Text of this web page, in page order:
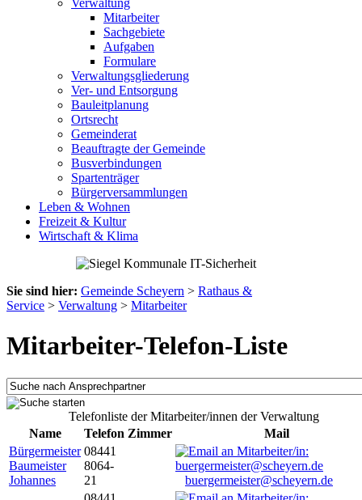
Verwaltung
Mitarbeiter
Sachgebiete
Aufgaben
Formulare
Verwaltungsgliederung
Ver- und Entsorgung
Bauleitplanung
Ortsrecht
Gemeinderat
Beauftragte der Gemeinde
Busverbindungen
Spartenträger
Bürgerversammlungen
Leben & Wohnen
Freizeit & Kultur
Wirtschaft & Klima
Sie sind hier: Gemeinde Scheyern > Rathaus &
Service > Verwaltung > Mitarbeiter
Mitarbeiter-Telefon-Liste
Telefonliste der Mitarbeiter/innen der Verwaltung
Name
Telefon Zimmer
Mail
Bürgermeister
Baumeister
Johannes
08441
8064-
21
buergermeister@scheyern.de